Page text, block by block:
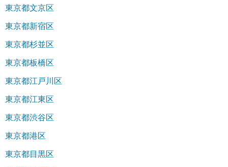
東京都文京区
東京都新宿区
東京都杉並区
東京都板橋区
東京都江戸川区
東京都江東区
東京都渋谷区
東京都港区
東京都目黒区